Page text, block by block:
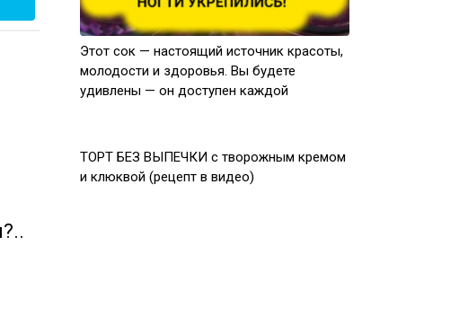
Этот сок — настоящий источник красоты,
молодости и здоровья. Вы будете
удивлены — он доступен каждой
ТОРТ БЕЗ ВЫПЕЧКИ с творожным кремом
и клюквой (рецепт в видео)